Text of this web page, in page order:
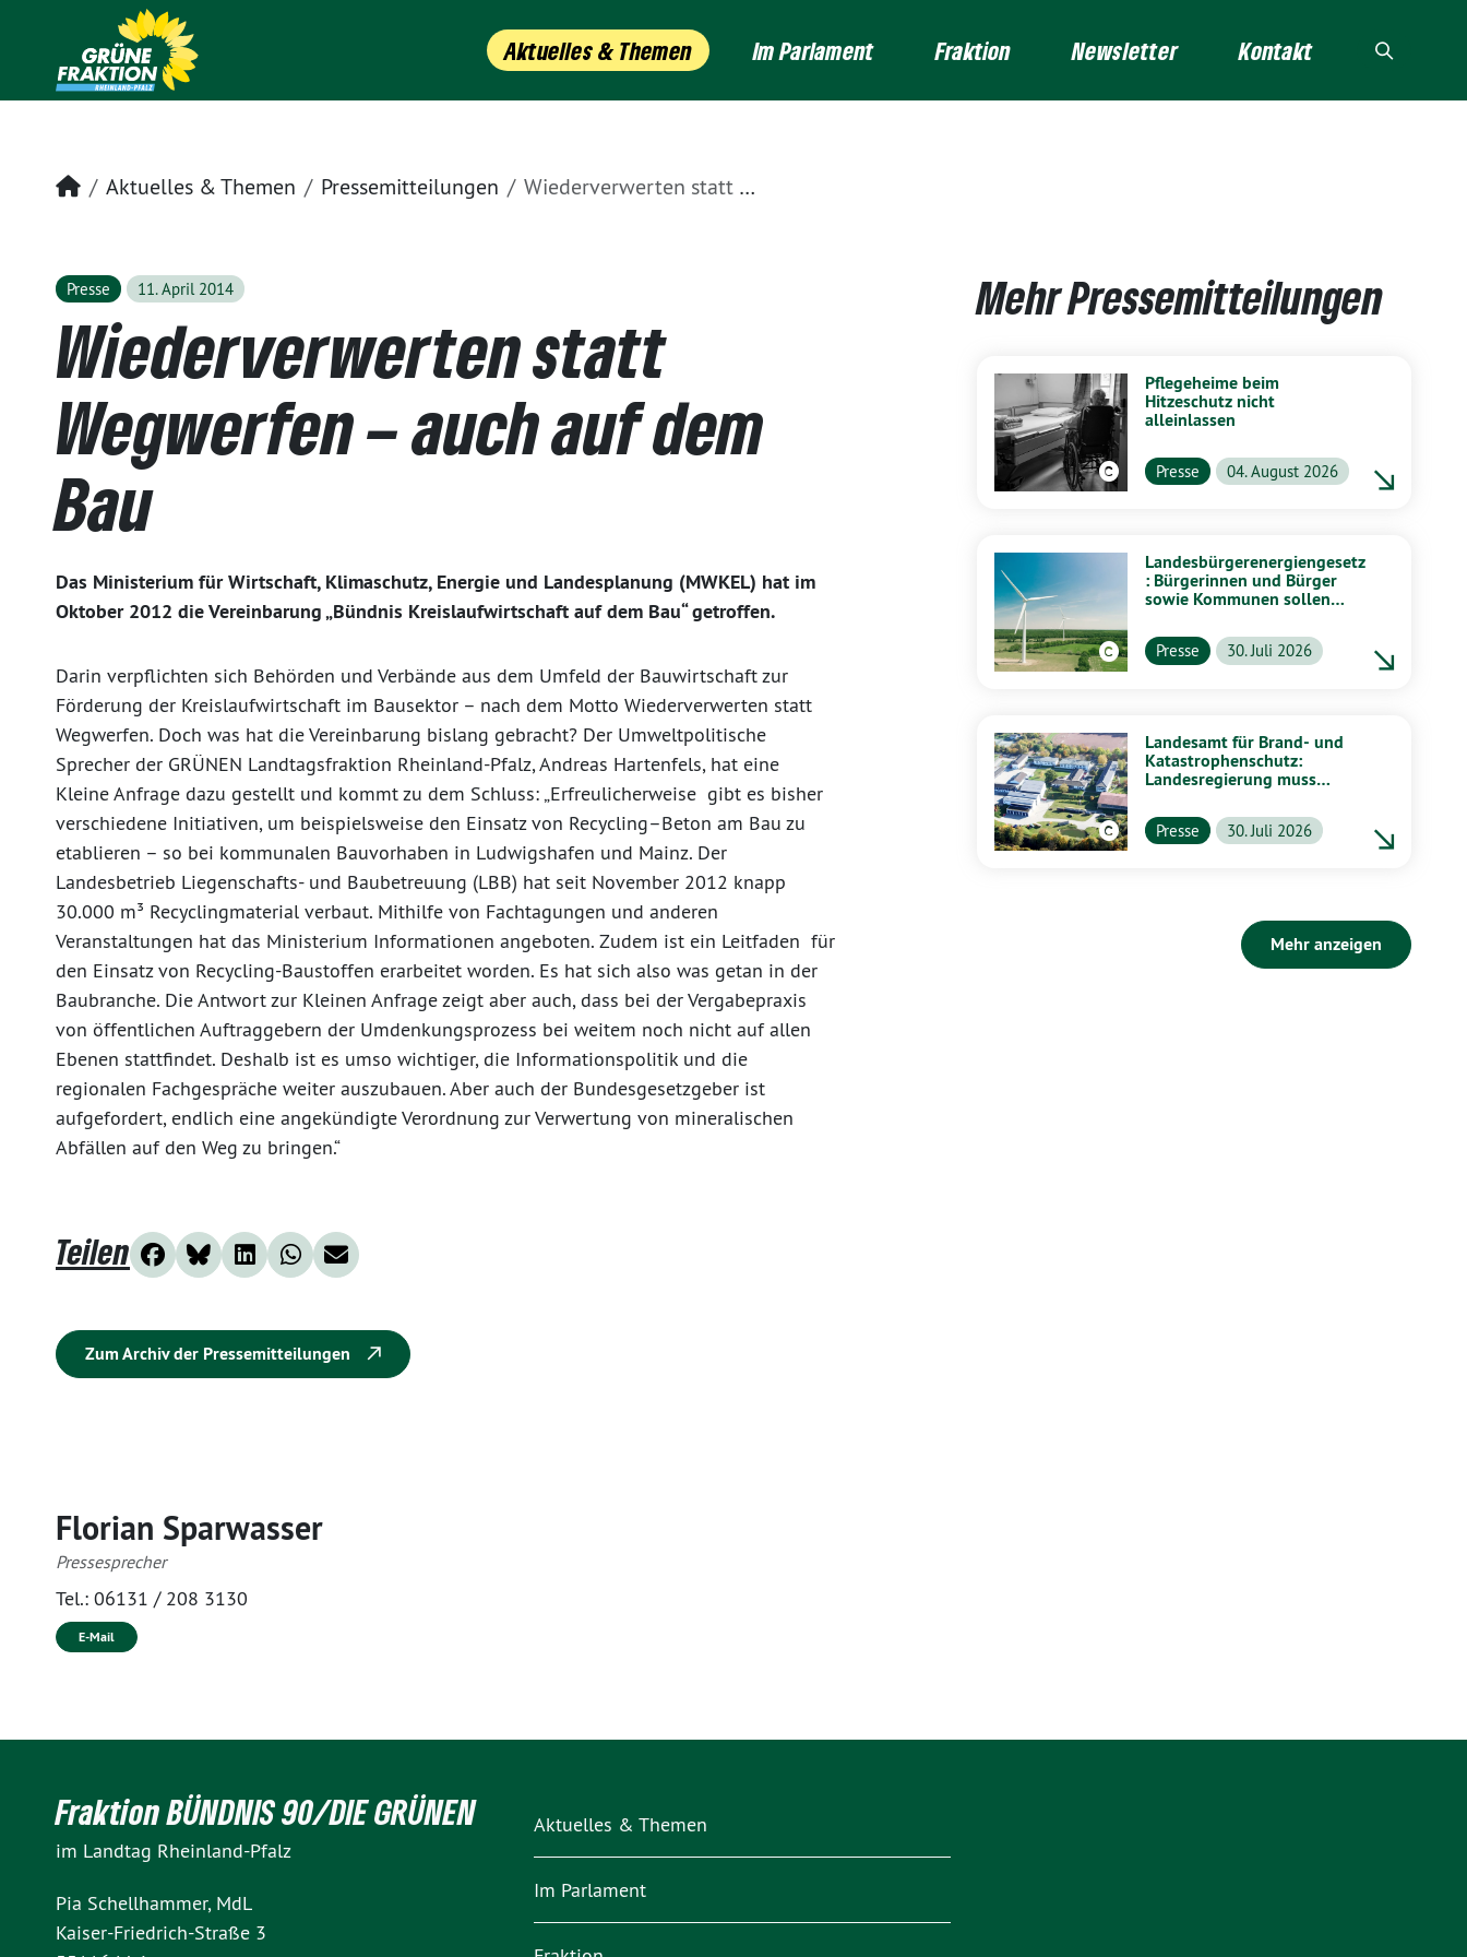
Aktuelles & Themen Im Parlament Fraktion Newsletter Kontakt
Startseite
Aktuelles & Themen Pressemitteilungen Wiederverwerten statt Wegwerfen – auch auf dem Bau
Presse 11. April 2014
Wiederverwerten statt
Wegwerfen – auch auf dem
Bau
Das Ministerium für Wirtschaft, Klimaschutz, Energie und Landesplanung (MWKEL) hat im
Oktober 2012 die Vereinbarung „Bündnis Kreislaufwirtschaft auf dem Bau“ getroffen.
Darin verpflichten sich Behörden und Verbände aus dem Umfeld der Bauwirtschaft zur
Förderung der Kreislaufwirtschaft im Bausektor – nach dem Motto Wiederverwerten statt
Wegwerfen. Doch was hat die Vereinbarung bislang gebracht? Der Umweltpolitische
Sprecher der GRÜNEN Landtagsfraktion Rheinland-Pfalz, Andreas Hartenfels, hat eine
Kleine Anfrage dazu gestellt und kommt zu dem Schluss: „Erfreulicherweise gibt es bisher
verschiedene Initiativen, um beispielsweise den Einsatz von Recycling–Beton am Bau zu
etablieren – so bei kommunalen Bauvorhaben in Ludwigshafen und Mainz. Der
Landesbetrieb Liegenschafts- und Baubetreuung (LBB) hat seit November 2012 knapp
30.000 m³ Recyclingmaterial verbaut. Mithilfe von Fachtagungen und anderen
Veranstaltungen hat das Ministerium Informationen angeboten. Zudem ist ein Leitfaden für
den Einsatz von Recycling-Baustoffen erarbeitet worden. Es hat sich also was getan in der
Baubranche. Die Antwort zur Kleinen Anfrage zeigt aber auch, dass bei der Vergabepraxis
von öffentlichen Auftraggebern der Umdenkungsprozess bei weitem noch nicht auf allen
Ebenen stattfindet. Deshalb ist es umso wichtiger, die Informationspolitik und die
regionalen Fachgespräche weiter auszubauen. Aber auch der Bundesgesetzgeber ist
aufgefordert, endlich eine angekündigte Verordnung zur Verwertung von mineralischen
Abfällen auf den Weg zu bringen.“
Teilen
Zum Archiv der Pressemitteilungen
Mehr Pressemitteilungen
Pflegeheime beim
Hitzeschutz nicht
alleinlassen
Presse 04. August 2026
Landesbürgerenergiengesetz
: Bürgerinnen und Bürger
sowie Kommunen sollen
profitieren
Presse 30. Juli 2026
Landesamt für Brand- und
Katastrophenschutz:
Landesregierung muss
Presse 30. Juli 2026
Mehr anzeigen
Florian Sparwasser
Pressesprecher
Tel.: 06131 / 208 3130
E-Mail
Fraktion BÜNDNIS 90/DIE GRÜNEN
im Landtag Rheinland-Pfalz
Pia Schellhammer, MdL
Kaiser-Friedrich-Straße 3
Aktuelles & Themen
Im Parlament